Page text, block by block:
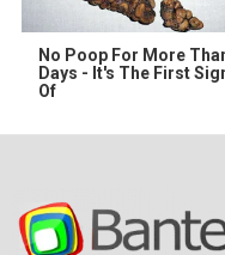
No Poop For More
Days - It's The First
Of